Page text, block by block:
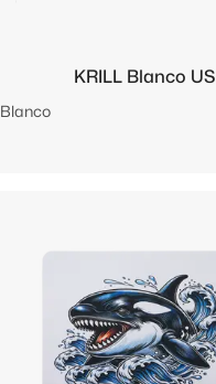
KRILL Blanco US
Blanco